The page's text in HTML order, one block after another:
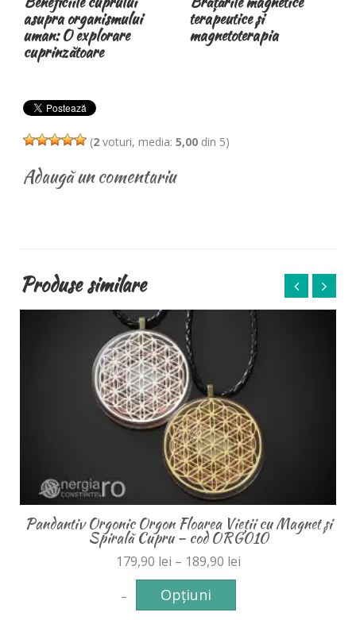
asupra organismului
uman: O explorare
cuprinzătoare
terapeutice și
magnetoterapia
(2voturi, media: 5,00din 5)
Adaugă un comentariu
Produse similare
Pandantiv Orgonic Orgon Floarea Vieții cu Magnet și
Spirală Cupru – cod ORG010
179,90 lei – 189,90 lei
– Opțiuni